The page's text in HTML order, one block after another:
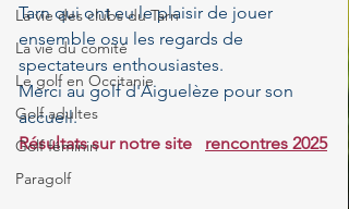
La vie des clubs du Tarn
La vie du comité
Le golf en Occitanie
Golf adultes
Golf féminin
Paragolf
Tarn qui ont eu le plaisir de jouer
ensemble osu les regards de
spectateurs enthousiastes.
Merci au golf d'Aiguelèze pour son
accueil.
Résultats sur notre site rencontres 2025